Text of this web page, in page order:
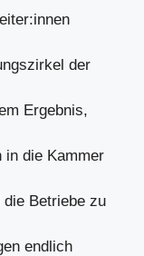
der
Ergebnis,
in die Kammer
Betriebe zu
endlich